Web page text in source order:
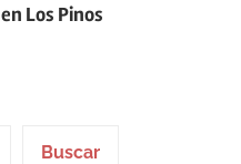
en Los Pinos
Buscar